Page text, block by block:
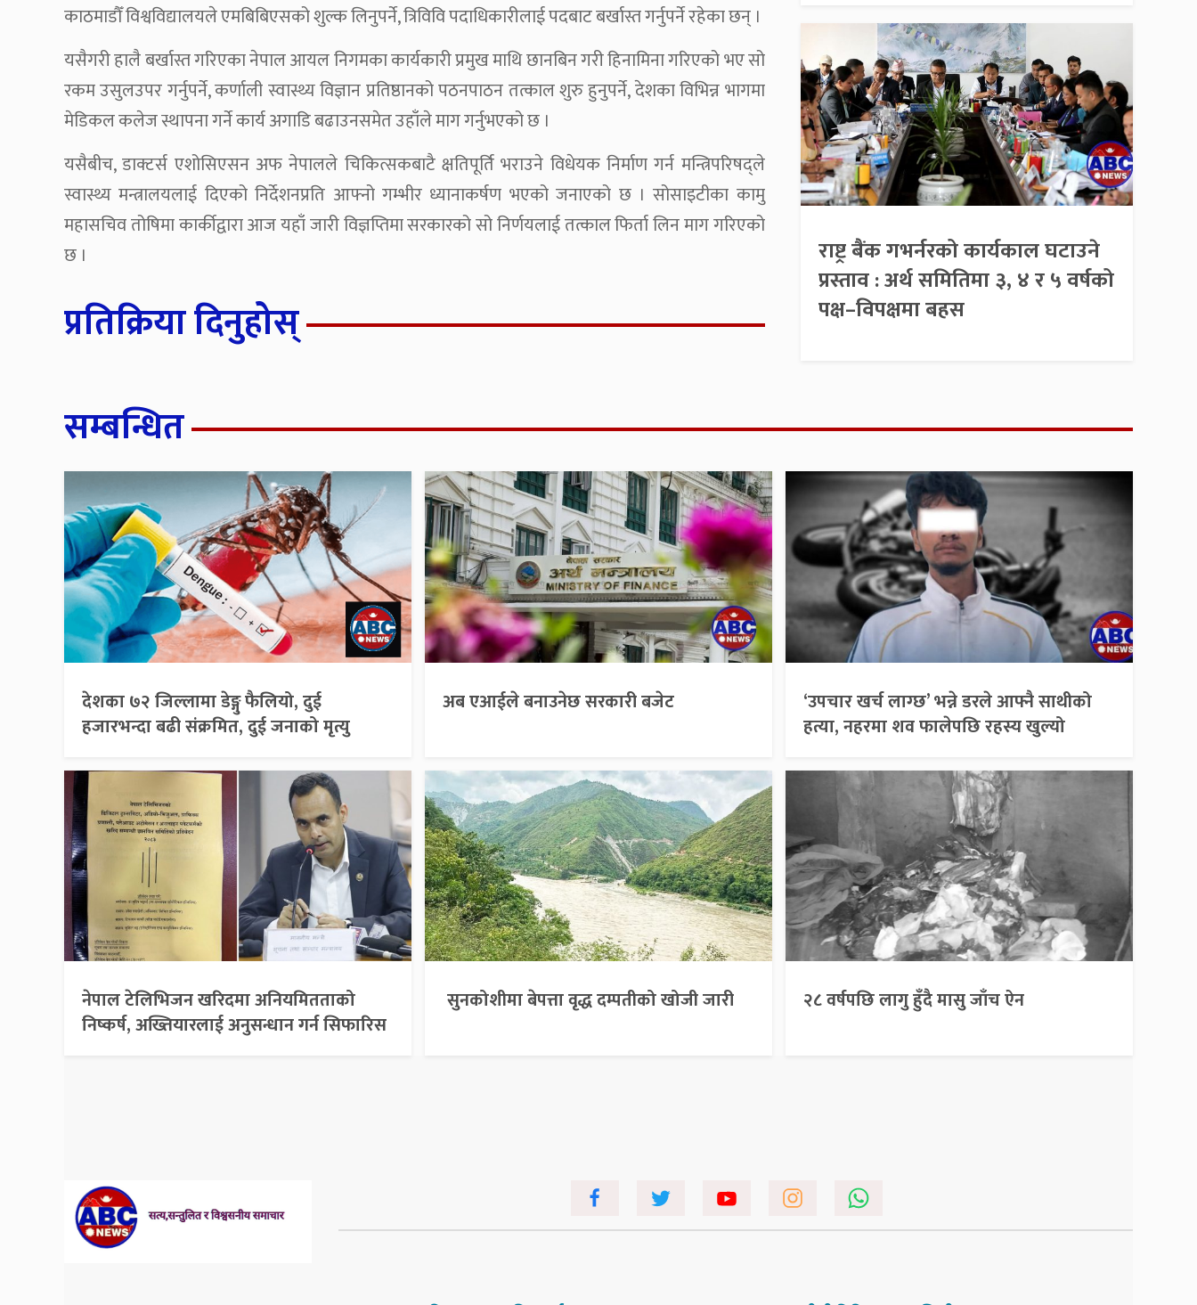
काठमाडौँ विश्वविद्यालयले एमबिबिएसको शुल्क लिनुपर्ने, त्रिविवि पदाधिकारीलाई पदबाट बर्खास्त गर्नुपर्ने रहेका छन् ।
यसैगरी हालै बर्खास्त गरिएका नेपाल आयल निगमका कार्यकारी प्रमुख माथि छानबिन गरी हिनामिना गरिएको भए सो
रकम उसुलउपर गर्नुपर्ने, कर्णाली स्वास्थ्य विज्ञान प्रतिष्ठानको पठनपाठन तत्काल शुरु हुनुपर्ने, देशका विभिन्न भागमा
मेडिकल कलेज स्थापना गर्ने कार्य अगाडि बढाउनसमेत उहाँले माग गर्नुभएको छ ।
यसैबीच, डाक्टर्स एशोसिएसन अफ नेपालले चिकित्सकबाटै क्षतिपूर्ति भराउने विधेयक निर्माण गर्न मन्त्रिपरिषद्ले
स्वास्थ्य मन्त्रालयलाई दिएको निर्देशनप्रति आफ्नो गम्भीर ध्यानाकर्षण भएको जनाएको छ । सोसाइटीका कामु
महासचिव तोषिमा कार्कीद्वारा आज यहाँ जारी विज्ञप्तिमा सरकारको सो निर्णयलाई तत्काल फिर्ता लिन माग गरिएको
छ ।
प्रतिक्रिया दिनुहोस्
राष्ट्र बैंक गभर्नरको कार्यकाल घटाउने
प्रस्ताव : अर्थ समितिमा ३, ४ र ५ वर्षको
पक्ष–विपक्षमा बहस
सम्बन्धित
देशका ७२ जिल्लामा डेङ्गु फैलियो, दुई
हजारभन्दा बढी संक्रमित, दुई जनाको मृत्यु
अब एआईले बनाउनेछ सरकारी बजेट
‘उपचार खर्च लाग्छ’ भन्ने डरले आफ्नै साथीको
हत्या, नहरमा शव फालेपछि रहस्य खुल्यो
नेपाल टेलिभिजन खरिदमा अनियमितताको
निष्कर्ष, अख्तियारलाई अनुसन्धान गर्न सिफारिस
सुनकोशीमा बेपत्ता वृद्ध दम्पतीको खोजी जारी २८ वर्षपछि लागु हुँदै मासु जाँच ऐन